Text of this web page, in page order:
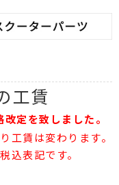
工賃
定を致しました。
工賃は変わります。
込表記です。